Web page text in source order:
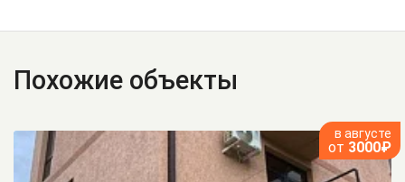
Похожие объекты
в августе
от 3000₽